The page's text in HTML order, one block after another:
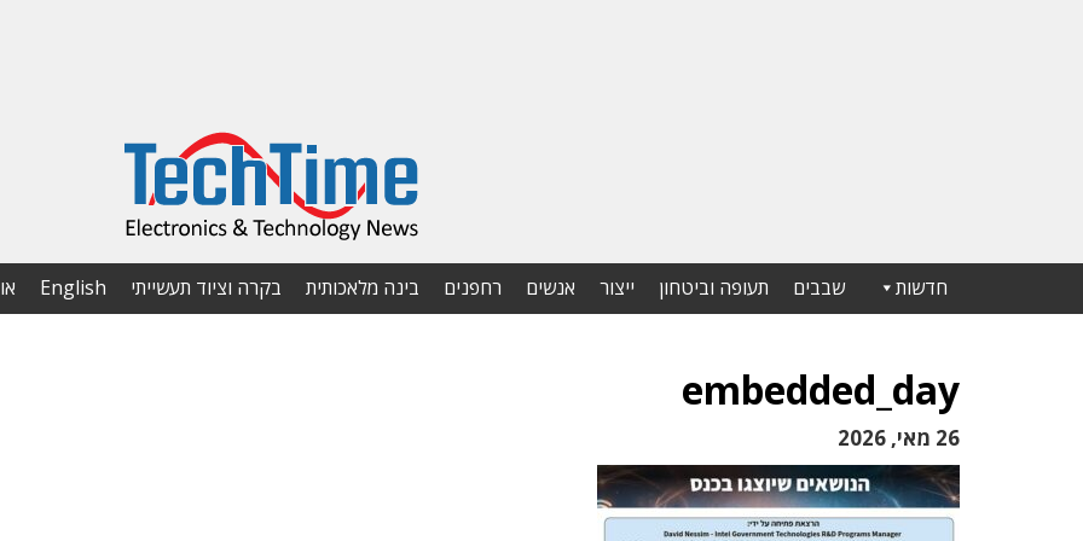
חדשות שבבים תעופה וביטחון ייצור אנשים רחפנים בינה מלאכותית בקרה וציוד תעשייתי English
embedded_day
26 מאי, 2026